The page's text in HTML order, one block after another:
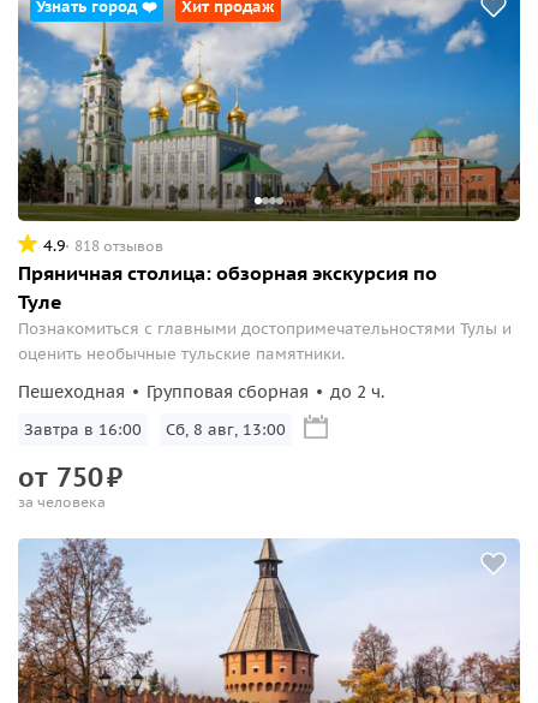
Узнать город ❤️ Хит продаж
4.9 818 отзывов
Пряничная столица: обзорная экскурсия по
Туле
Познакомиться с главными достопримечательностями Тулы и
оценить необычные тульские памятники.
Пешеходная Групповая сборная до 2 ч.
Завтра в 16:00 Сб, 8 авг, 13:00
от 750₽
за человека